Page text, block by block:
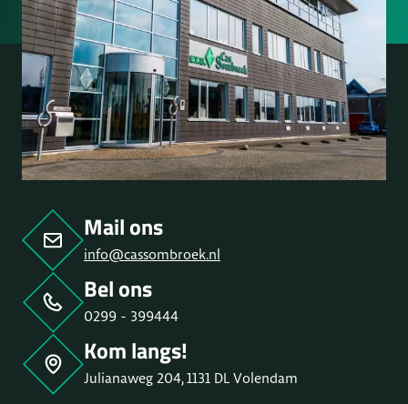
Mail ons
info@cassombroek.nl
Bel ons
0299 - 399444
Kom langs!
Julianaweg 204, 1131 DL Volendam